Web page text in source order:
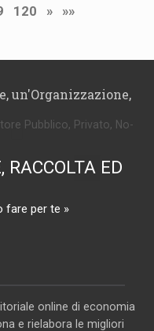
120 » »»
un'Organizzazione,
Pubblico, Privato, No-
RACCOLTA ED
fare per te »
online di economia
e rielabora le migliori